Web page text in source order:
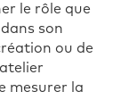
le rôle que
son
ou de
mesurer la